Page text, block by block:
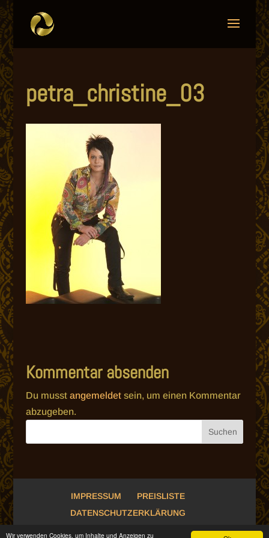
Wir verwenden Cookies, um Inhalte und Anzeigen zu
petra_christine_03
Kommentar absenden
Du musst angemeldetsein, um einen Kommentar
abzugeben.
IMPRESSUM
PREISLISTE
DATENSCHUTZERKLÄRUNG